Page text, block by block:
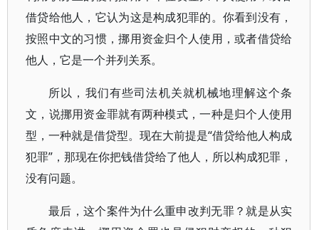
借贷给他人，它认为这是构成犯罪的。你看到没有，
按照中文的习惯，挪用资金归个人使用，或者借贷给
他人，它是一个并列关系。
所以，我们有些司法机关就机械地理解这个条
文，说挪用资金罪就有两种模式，一种是归个人使用
型，一种就是借贷型。现在大前提是“借贷给他人构成
犯罪”，那现在你把钱借贷给了他人，所以构成犯罪，
没有问题。
最后，这个案件为什么重申改判无罪？就是从实